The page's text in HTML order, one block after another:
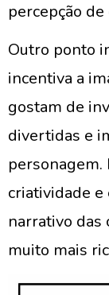
percepção
Outro ponto
incentiva a
gostam de
divertidas e
personagem.
criatividade
narrativo das
muito mais